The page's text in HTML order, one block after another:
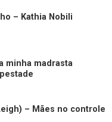
– Kathia Nobili
minha madrasta
– Mães no controle